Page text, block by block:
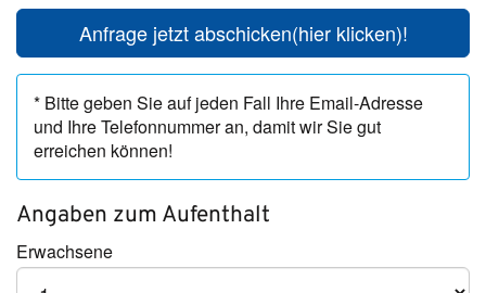
Anfrage jetzt abschicken(hier klicken)!
* Bitte geben Sie auf jeden Fall Ihre Email-Adresse
und Ihre Telefonnummer an, damit wir Sie gut
erreichen können!
Angaben zum Aufenthalt
Erwachsene